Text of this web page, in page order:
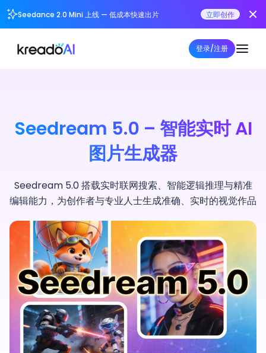
Seedance 2.0 Mini 上线 — 低成本快速出片 立即创作
登录/注册
Seedream 5.0 – 智能实时 AI
图片生成器
Seedream 5.0 搭载实时联网搜索、智能逻辑推理与精准
编辑能力，为创作者与专业人士生成准确、实时的视觉作品